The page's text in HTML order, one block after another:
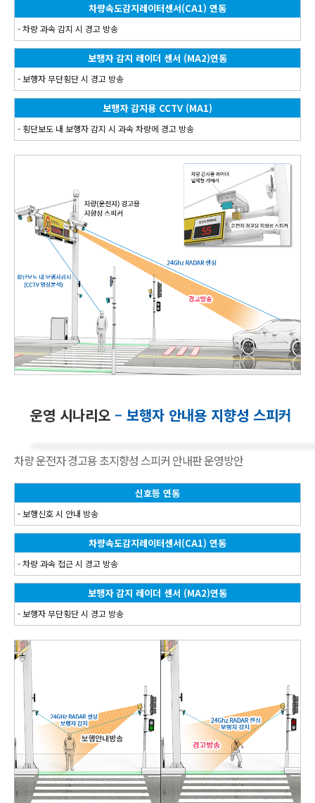
차량속도감지레이터센서(CA1) 연동
- 차량 과속 감지 시 경고 방송
보행자 감지 레이더 센서 (MA2)연동
- 보행자 무단횡단 시 경고 방송
보행자 감지용 CCTV (MA1)
- 횡단보도 내 보행자 감지 시 과속 차량에 경고 방송
운영 시나리오 – 보행자 안내용 지향성 스피커
차량 운전자 경고용 초지향성 스피커 안내판 운영방안
신호등 연동
- 보행신호 시 안내 방송
차량속도감지레이터센서(CA1) 연동
- 차량 과속 접근 시 경고 방송
보행자 감지 레이더 센서 (MA2)연동
- 보행자 무단횡단 시 경고 방송